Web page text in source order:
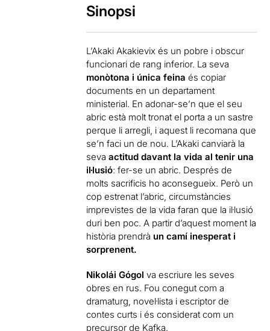
Sinopsi
L’Akaki Akakievix és un pobre i obscur
funcionari de rang inferior. La seva
monòtona i única feina és copiar
documents en un departament
ministerial. En adonar-se’n que el seu
abric està molt tronat el porta a un sastre
perque li arregli, i aquest li recomana que
se’n faci un de nou. L’Akaki canviarà la
sevaactitud davant la vida al tenir una
il·lusió: fer-se un abric. Després de
molts sacrificis ho aconsegueix. Però un
cop estrenat l’abric, circumstàncies
imprevistes de la vida faran que la il·lusió
duri ben poc. A partir d’aquest moment la
història prendrà un camí inesperat i
sorprenent.
Nikolái Gógol va escriure les seves
obres en rus. Fou conegut com a
dramaturg, novel·lista i escriptor de
contes curts i és considerat com un
precursor de Kafka.